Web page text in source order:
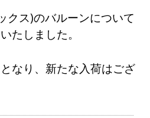
クス)のバルーンについて
たしました。
なり、新たな入荷はござ